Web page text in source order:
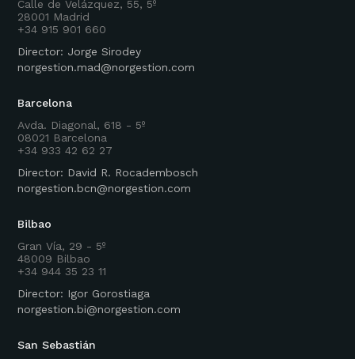
Calle de Velázquez, 55, 5º
28001 Madrid
+34 915 901 660
Director: Jorge Sirodey
norgestion.mad@norgestion.com
Barcelona
Avda. Diagonal, 618 - 5º
08021 Barcelona
+34 933 42 62 27
Director: David R. Rocadembosch
norgestion.bcn@norgestion.com
Bilbao
Gran Vía, 29 - 5º
48009 Bilbao
+34 944 35 23 11
Director: Igor Gorostiaga
norgestion.bi@norgestion.com
San Sebastián